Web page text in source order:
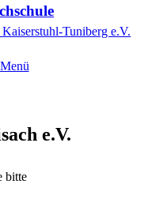
Tuniberg e.V.
Menü
e.V.
bitte